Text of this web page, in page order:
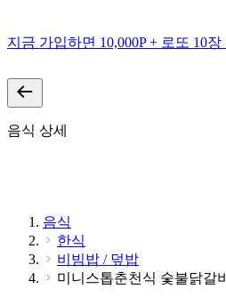
지금 가입하면 10,000P + 로또 10장
음식 상세
음식
한식
비빔밥 / 덮밥
미니스톱춘천식 숯불닭갈